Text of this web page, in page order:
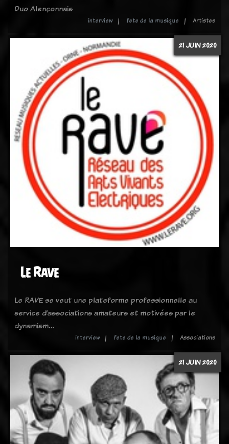
Duo Alençonnais
interview fete de la musique Artistes
21 JUIN 2020
Le Rave
Le RAVE se veut une plateforme professionnelle au
service d’associations amateurs et motivées par le
dynamism…
interview fete de la musique Associations
21 JUIN 2020